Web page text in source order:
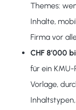
Themes:
Inhalte,
Firma vor
CHF 8’000
für ein
Vorlage,